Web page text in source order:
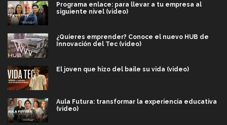
Programa enlace: para llevar a tu empresa al
siguiente nivel (video)
¿Quieres emprender? Conoce el nuevo HUB de
Innovación del Tec (video)
El joven que hizo del baile su vida (video)
Aula Futura: transformar la experiencia educativa
(video)